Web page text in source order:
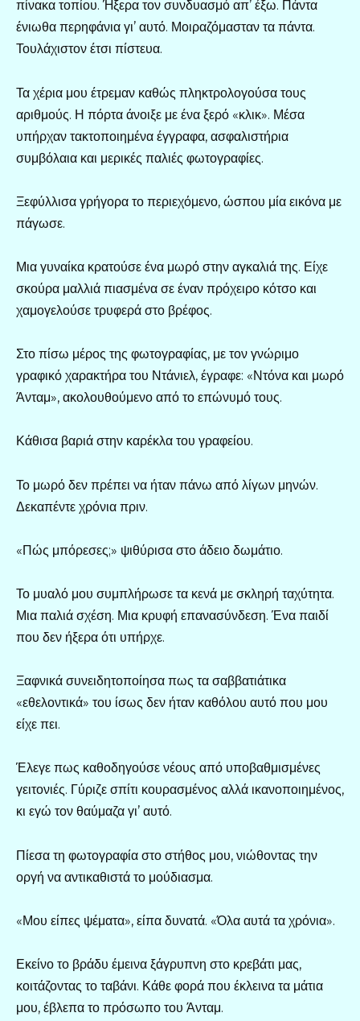
πίνακα τοπίου. Ήξερα τον συνδυασμό απ’ έξω. Πάντα
ένιωθα περηφάνια γι’ αυτό. Μοιραζόμασταν τα πάντα.
Τουλάχιστον έτσι πίστευα.
Τα χέρια μου έτρεμαν καθώς πληκτρολογούσα τους
αριθμούς. Η πόρτα άνοιξε με ένα ξερό «κλικ». Μέσα
υπήρχαν τακτοποιημένα έγγραφα, ασφαλιστήρια
συμβόλαια και μερικές παλιές φωτογραφίες.
Ξεφύλλισα γρήγορα το περιεχόμενο, ώσπου μία εικόνα με
πάγωσε.
Μια γυναίκα κρατούσε ένα μωρό στην αγκαλιά της. Είχε
σκούρα μαλλιά πιασμένα σε έναν πρόχειρο κότσο και
χαμογελούσε τρυφερά στο βρέφος.
Στο πίσω μέρος της φωτογραφίας, με τον γνώριμο
γραφικό χαρακτήρα του Ντάνιελ, έγραφε: «Ντόνα και μωρό
Άνταμ», ακολουθούμενο από το επώνυμό τους.
Κάθισα βαριά στην καρέκλα του γραφείου.
Το μωρό δεν πρέπει να ήταν πάνω από λίγων μηνών.
Δεκαπέντε χρόνια πριν.
«Πώς μπόρεσες;» ψιθύρισα στο άδειο δωμάτιο.
Το μυαλό μου συμπλήρωσε τα κενά με σκληρή ταχύτητα.
Μια παλιά σχέση. Μια κρυφή επανασύνδεση. Ένα παιδί
που δεν ήξερα ότι υπήρχε.
Ξαφνικά συνειδητοποίησα πως τα σαββατιάτικα
«εθελοντικά» του ίσως δεν ήταν καθόλου αυτό που μου
είχε πει.
Έλεγε πως καθοδηγούσε νέους από υποβαθμισμένες
γειτονιές. Γύριζε σπίτι κουρασμένος αλλά ικανοποιημένος,
κι εγώ τον θαύμαζα γι’ αυτό.
Πίεσα τη φωτογραφία στο στήθος μου, νιώθοντας την
οργή να αντικαθιστά το μούδιασμα.
«Μου είπες ψέματα», είπα δυνατά. «Όλα αυτά τα χρόνια».
Εκείνο το βράδυ έμεινα ξάγρυπνη στο κρεβάτι μας,
κοιτάζοντας το ταβάνι. Κάθε φορά που έκλεινα τα μάτια
μου, έβλεπα το πρόσωπο του Άνταμ.